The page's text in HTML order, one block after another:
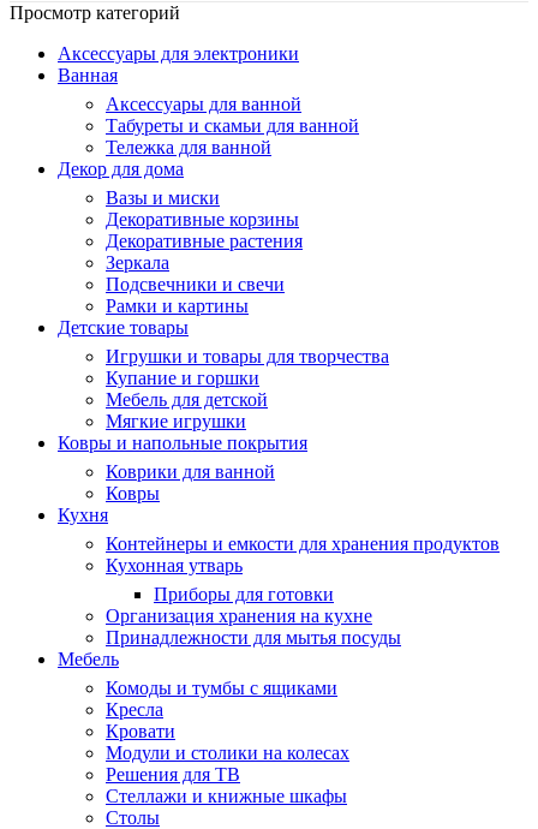
Просмотр категорий
Аксессуары для электроники
Ванная
Аксессуары для ванной
Табуреты и скамьи для ванной
Тележка для ванной
Декор для дома
Вазы и миски
Декоративные корзины
Декоративные растения
Зеркала
Подсвечники и свечи
Рамки и картины
Детские товары
Игрушки и товары для творчества
Купание и горшки
Мебель для детской
Мягкие игрушки
Ковры и напольные покрытия
Коврики для ванной
Ковры
Кухня
Контейнеры и емкости для хранения продуктов
Кухонная утварь
Приборы для готовки
Организация хранения на кухне
Принадлежности для мытья посуды
Мебель
Комоды и тумбы с ящиками
Кресла
Кровати
Модули и столики на колесах
Решения для ТВ
Стеллажи и книжные шкафы
Столы